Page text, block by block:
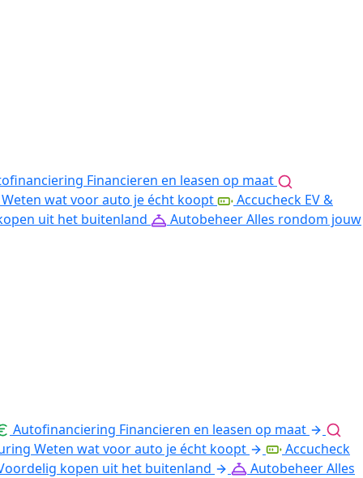
Financieren en leasen op maat
Weten wat voor auto je écht koopt
Accucheck EV &
uit het buitenland
AutobeheerAlles rondom jouw
Autofinanciering Financieren en leasen op maat
Weten wat voor auto je écht koopt
Accucheck
kopen uit het buitenland
AutobeheerAlles